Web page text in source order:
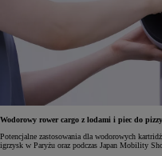
Wodorowy rower cargo z lodami i piec do pizzy
Potencjalne zastosowania dla wodorowych
igrzysk w Paryżu oraz podczas Japan Mobility